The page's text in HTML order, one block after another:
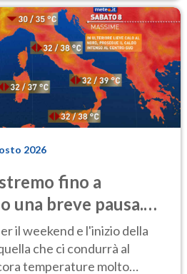
2026
fino a
una breve pausa.
il weekend e l'inizio della
che ci condurrà al
temperature molto